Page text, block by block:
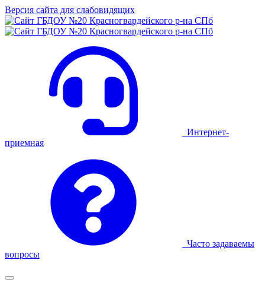
Версия сайта для слабовидящих
Интернет-
приемная
Часто задаваемы
вопросы